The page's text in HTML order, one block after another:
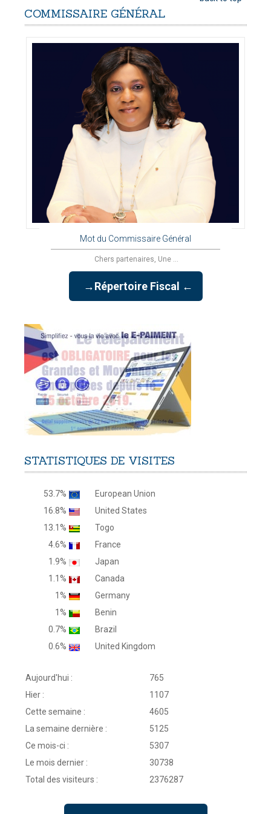
COMMISSAIRE GÉNÉRAL
Mot du Commissaire Général
Chers partenaires, Une ...
→Répertoire Fiscal ←
STATISTIQUES DE VISITES
53.7%
European Union
16.8%
United States
13.1%
Togo
4.6%
France
1.9%
Japan
1.1%
Canada
1%
Germany
1%
Benin
0.7%
Brazil
0.6%
United Kingdom
Aujourd'hui :
765
Hier :
1107
Cette semaine :
4605
La semaine dernière :
5125
Ce mois-ci :
5307
Le mois dernier :
30738
Total des visiteurs :
2376287